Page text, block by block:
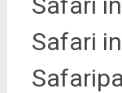
Safari